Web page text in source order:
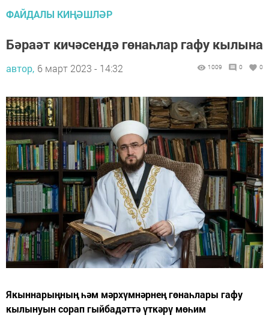
ФАЙДАЛЫ КИҢӘШЛӘР
Бәраәт кичәсендә гөнаһлар гафу кылына
автор, 6 март 2023 - 14:32 1009 0 0
Якыннарыңның һәм мәрхүмнәрнең гөнаһлары гафу
кылынуын сорап гыйбадәттә үткәрү мөһим